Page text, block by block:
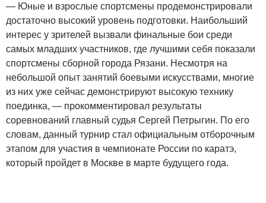
— Юные и взрослые спортсмены продемонстрировали
достаточно высокий уровень подготовки. Наибольший
интерес у зрителей вызвали финальные бои среди
самых младших участников, где лучшими себя показали
спортсмены сборной города Рязани. Несмотря на
небольшой опыт занятий боевыми искусствами, многие
из них уже сейчас демонстрируют высокую технику
поединка, — прокомментировал результаты
соревнований главный судья Сергей Петрыгин. По его
словам, данный турнир стал официальным отборочным
этапом для участия в чемпионате России по каратэ,
который пройдет в Москве в марте будущего года.